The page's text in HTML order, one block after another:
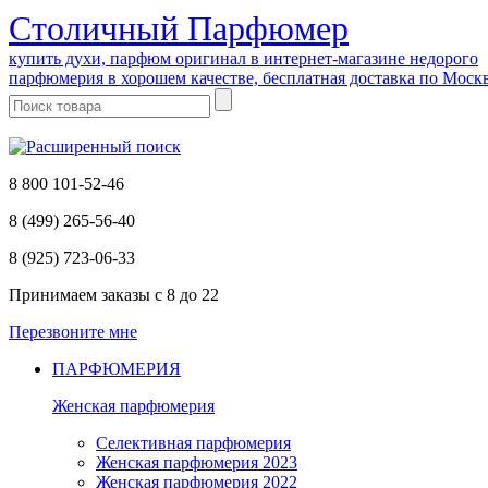
Cтоличный Парфюмер
купить духи, парфюм оригинал в интернет-магазине недорого
парфюмерия в хорошем качестве, бесплатная доставка по
8 800 101-52-46
8 (499) 265-56-40
8 (925) 723-06-33
Принимаем заказы с 8 до 22
Перезвоните мне
ПАРФЮМЕРИЯ
Женская парфюмерия
Селективная парфюмерия
Женская парфюмерия 2023
Женская парфюмерия 2022